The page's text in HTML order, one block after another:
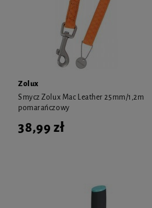
Zolux
Smycz Zolux Mac Leather 25mm/1,2m
pomarańczowy
38,99 zł